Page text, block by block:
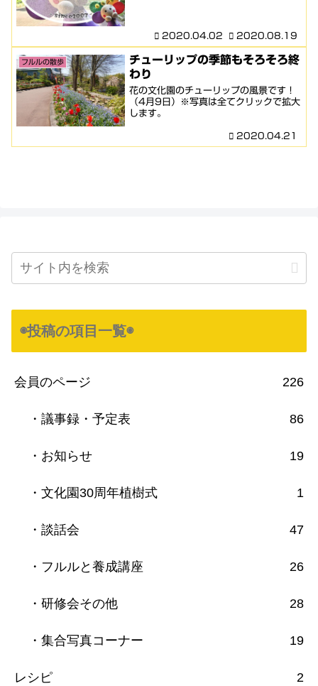
2020.04.02 2020.08.19
フルルの散歩
チューリップの季節もそろそろ終
わり
花の文化園のチューリップの風景です！
（4月9日）※写真は全てクリックで拡大
します。
2020.04.21
◉投稿の項目一覧◉
会員のページ 226
・議事録・予定表 86
・お知らせ 19
・文化園30周年植樹式 1
・談話会 47
・フルルと養成講座 26
・研修会その他 28
・集合写真コーナー 19
レシピ 2